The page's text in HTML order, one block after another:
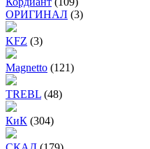
ОРИГИНАЛ (3)
KFZ (3)
Magnetto (121)
TREBL (48)
КиК (304)